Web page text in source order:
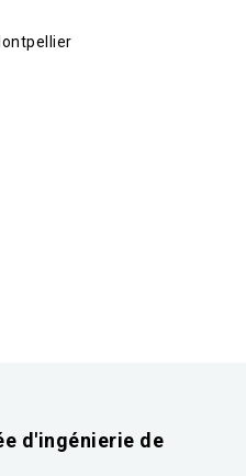
d'ingénierie de